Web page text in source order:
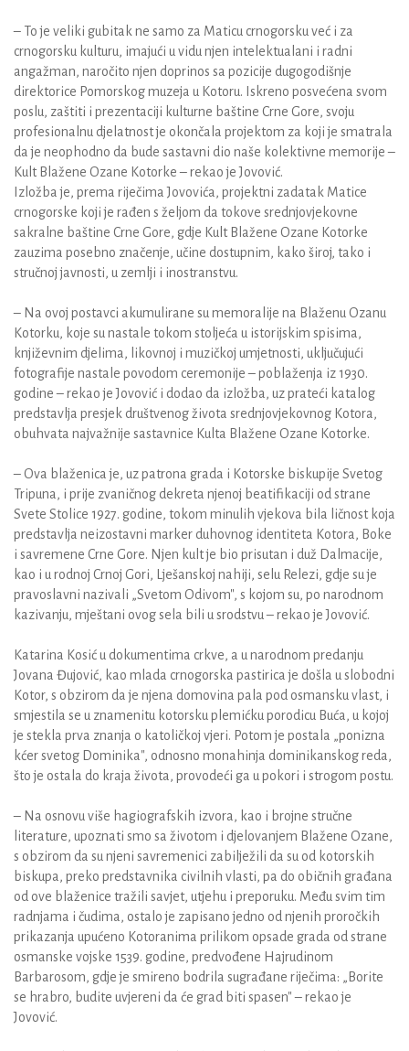
– To je veliki gubitak ne samo za Maticu crnogorsku već i za
crnogorsku kulturu, imajući u vidu njen intelektualani i radni
angažman, naročito njen doprinos sa pozicije dugogodišnje
direktorice Pomorskog muzeja u Kotoru. Iskreno posvećena svom
poslu, zaštiti i prezentaciji kulturne baštine Crne Gore, svoju
profesionalnu djelatnost je okončala projektom za koji je smatrala
da je neophodno da bude sastavni dio naše kolektivne memorije –
Kult Blažene Ozane Kotorke – rekao je Jovović.
Izložba je, prema riječima Jovovića, projektni zadatak Matice
crnogorske koji je rađen s željom da tokove srednjovjekovne
sakralne baštine Crne Gore, gdje Kult Blažene Ozane Kotorke
zauzima posebno značenje, učine dostupnim, kako široj, tako i
stručnoj javnosti, u zemlji i inostranstvu.
– Na ovoj postavci akumulirane su memoralije na Blaženu Ozanu
Kotorku, koje su nastale tokom stoljeća u istorijskim spisima,
književnim djelima, likovnoj i muzičkoj umjetnosti, uključujući
fotografije nastale povodom ceremonije – poblaženja iz 1930.
godine – rekao je Jovović i dodao da izložba, uz prateći katalog
predstavlja presjek društvenog života srednjovjekovnog Kotora,
obuhvata najvažnije sastavnice Kulta Blažene Ozane Kotorke.
– Ova blaženica je, uz patrona grada i Kotorske biskupije Svetog
Tripuna, i prije zvaničnog dekreta njenoj beatifikaciji od strane
Svete Stolice 1927. godine, tokom minulih vjekova bila ličnost koja
predstavlja neizostavni marker duhovnog identiteta Kotora, Boke
i savremene Crne Gore. Njen kult je bio prisutan i duž Dalmacije,
kao i u rodnoj Crnoj Gori, Lješanskoj nahiji, selu Relezi, gdje su je
pravoslavni nazivali „Svetom Odivom", s kojom su, po narodnom
kazivanju, mještani ovog sela bili u srodstvu – rekao je Jovović.
Katarina Kosić u dokumentima crkve, a u narodnom predanju
Jovana Đujović, kao mlada crnogorska pastirica je došla u slobodni
Kotor, s obzirom da je njena domovina pala pod osmansku vlast, i
smjestila se u znamenitu kotorsku plemićku porodicu Buća, u kojoj
je stekla prva znanja o katoličkoj vjeri. Potom je postala „ponizna
kćer svetog Dominika", odnosno monahinja dominikanskog reda,
što je ostala do kraja života, provodeći ga u pokori i strogom postu.
– Na osnovu više hagiografskih izvora, kao i brojne stručne
literature, upoznati smo sa životom i djelovanjem Blažene Ozane,
s obzirom da su njeni savremenici zabilježili da su od kotorskih
biskupa, preko predstavnika civilnih vlasti, pa do običnih građana
od ove blaženice tražili savjet, utjehu i preporuku. Među svim tim
radnjama i čudima, ostalo je zapisano jedno od njenih proročkih
prikazanja upućeno Kotoranima prilikom opsade grada od strane
osmanske vojske 1539. godine, predvođene Hajrudinom
Barbarosom, gdje je smireno bodrila sugrađane riječima: „Borite
se hrabro, budite uvjereni da će grad biti spasen" – rekao je
Jovović.